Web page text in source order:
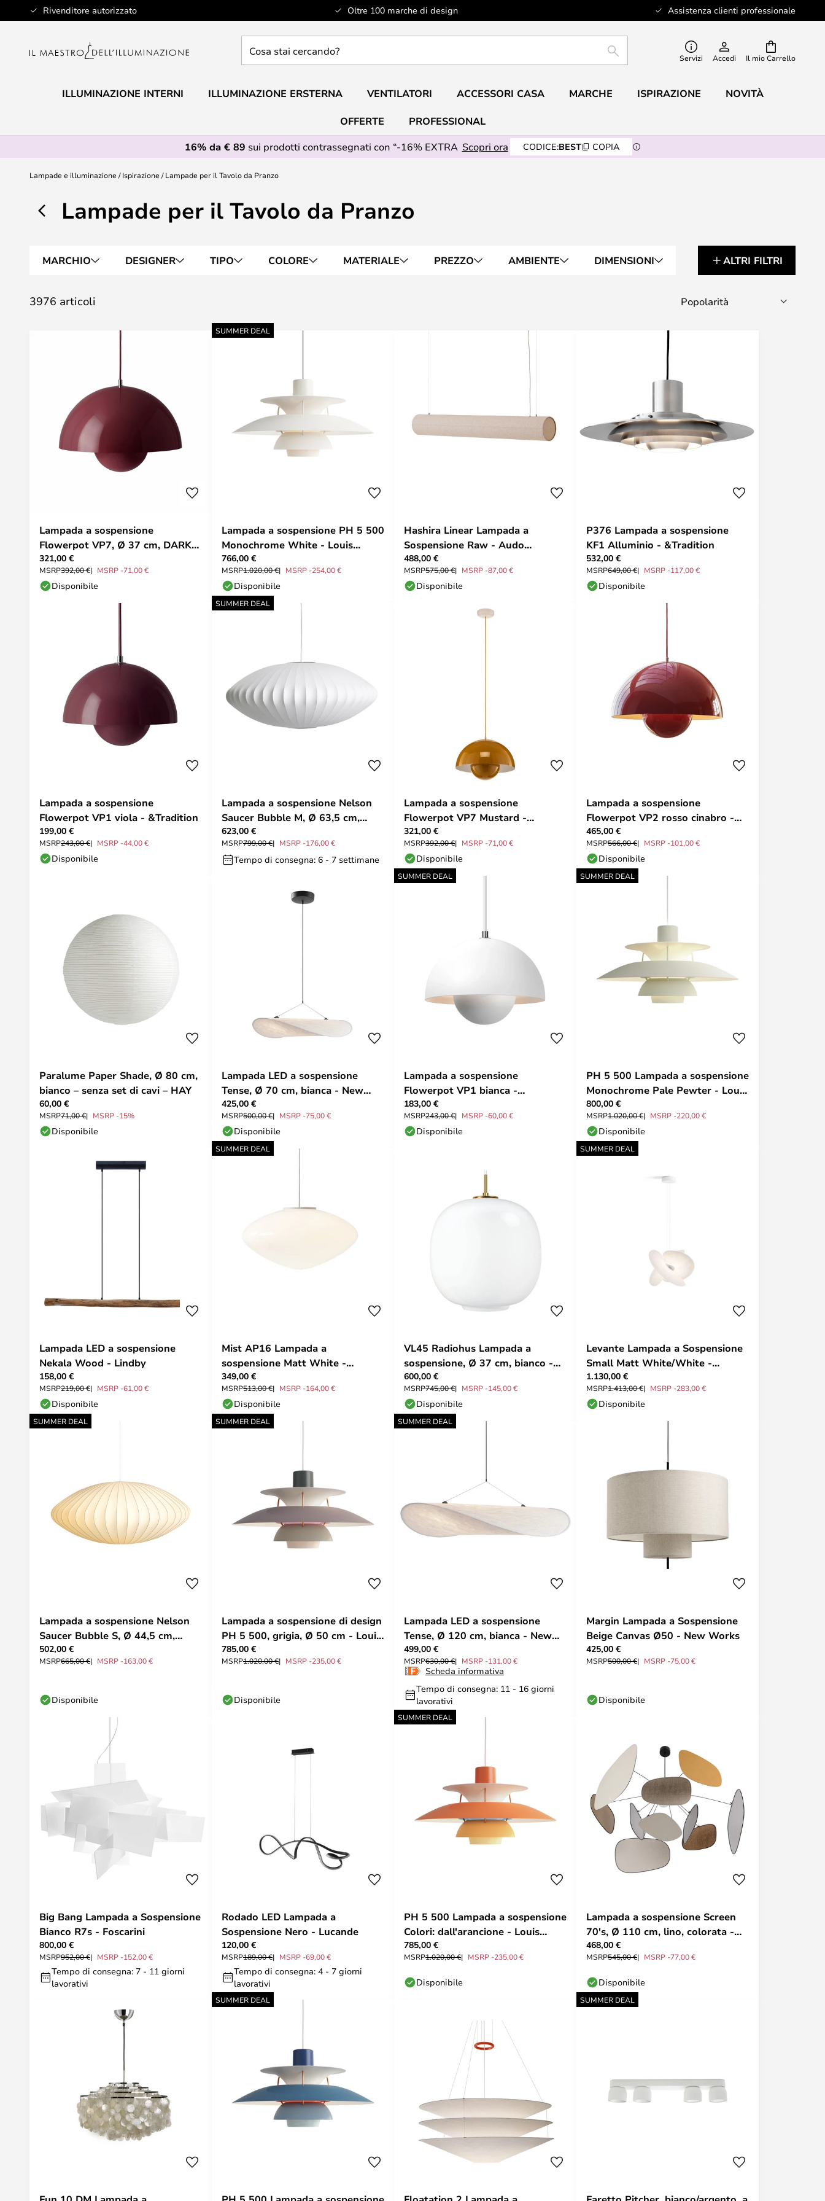
Rivenditore autorizzato Oltre 100 marche di design Assistenza clienti professionale
Salta
al
Il mio Carrello
stai
RICERCA Servizi Accedi
ILLUMINAZIONE INTERNI ILLUMINAZIONE ERSTERNA VENTILATORI ACCESSORI CASA MARCHE ISPIRAZIONE NOVITÀ
OFFERTE
PROFESSIONAL
16% da € 89 sui prodotti contrassegnati con “-16% EXTRA Scopri ora CODICE:BEST COPIA
Lampade e illuminazione Ispirazione Lampade per il Tavolo da Pranzo
Lampade per il Tavolo da Pranzo
MARCHIO DESIGNER TIPO COLORE MATERIALE PREZZO AMBIENTE DIMENSIONI ALTRI FILTRI
3976 articoli
Lampada a sospensione
Flowerpot VP7, Ø 37 cm, DARK
Plum – &Tradition
321,00 €
MSRP392,00 € MSRP -71,00 €
Disponibile
SUMMER DEAL
Lampada a sospensione PH 5 500
Monochrome White - Louis
Poulsen
766,00 €
MSRP1.020,00 € MSRP -254,00 €
Disponibile
Hashira Linear Lampada a
Sospensione Raw - Audo
Copenhagen
488,00 €
MSRP575,00 € MSRP -87,00 €
Disponibile
P376 Lampada a sospensione
KF1 Alluminio - &Tradition
532,00 €
MSRP649,00 € MSRP -117,00 €
Disponibile
Lampada a sospensione
Flowerpot VP1 viola - &Tradition
199,00 €
MSRP243,00 € MSRP -44,00 €
Disponibile
SUMMER DEAL
Lampada a sospensione Nelson
Saucer Bubble M, Ø 63,5 cm,
bianca - HAY
623,00 €
MSRP799,00 € MSRP -176,00 €
Tempo di consegna: 6 - 7 settimane
Lampada a sospensione
Flowerpot VP7 Mustard -
&Tradition
321,00 €
MSRP392,00 € MSRP -71,00 €
Disponibile
Lampada a sospensione
Flowerpot VP2 rosso cinabro -
&Tradition
465,00 €
MSRP566,00 € MSRP -101,00 €
Disponibile
Paralume Paper Shade, Ø 80 cm,
bianco – senza set di cavi – HAY
60,00 €
MSRP71,00 € MSRP -15%
Disponibile
Lampada LED a sospensione
Tense, Ø 70 cm, bianca - New
Works
425,00 €
MSRP500,00 € MSRP -75,00 €
Disponibile
SUMMER DEAL
Lampada a sospensione
Flowerpot VP1 bianca -
&Tradition
183,00 €
MSRP243,00 € MSRP -60,00 €
Disponibile
SUMMER DEAL
PH 5 500 Lampada a sospensione
Monochrome Pale Pewter - Louis
Poulsen
800,00 €
MSRP1.020,00 € MSRP -220,00 €
Disponibile
Lampada LED a sospensione
Nekala Wood - Lindby
158,00 €
MSRP219,00 € MSRP -61,00 €
Disponibile
SUMMER DEAL
Mist AP16 Lampada a
sospensione Matt White -
&Tradition
349,00 €
MSRP513,00 € MSRP -164,00 €
Disponibile
VL45 Radiohus Lampada a
sospensione, Ø 37 cm, bianco -
Louis Poulsen
600,00 €
MSRP745,00 € MSRP -145,00 €
Disponibile
SUMMER DEAL
Levante Lampada a Sospensione
Small Matt White/White -
Luceplan
1.130,00 €
MSRP1.413,00 € MSRP -283,00 €
Disponibile
SUMMER DEAL
Lampada a sospensione Nelson
Saucer Bubble S, Ø 44,5 cm,
bianca - HAY
502,00 €
MSRP665,00 € MSRP -163,00 €
Disponibile
SUMMER DEAL
Lampada a sospensione di design
PH 5 500, grigia, Ø 50 cm - Louis
Poulsen
785,00 €
MSRP1.020,00 € MSRP -235,00 €
Disponibile
SUMMER DEAL
Lampada LED a sospensione
Tense, Ø 120 cm, bianca - New
Works
499,00 €
MSRP630,00 € MSRP -131,00 €
Scheda informativa
Tempo di consegna: 11 - 16 giorni
lavorativi
Margin Lampada a Sospensione
Beige Canvas Ø50 - New Works
425,00 €
MSRP500,00 € MSRP -75,00 €
Disponibile
Big Bang Lampada a Sospensione
Bianco R7s - Foscarini
800,00 €
MSRP952,00 € MSRP -152,00 €
Tempo di consegna: 7 - 11 giorni
lavorativi
Rodado LED Lampada a
Sospensione Nero - Lucande
120,00 €
MSRP189,00 € MSRP -69,00 €
Tempo di consegna: 4 - 7 giorni
lavorativi
SUMMER DEAL
PH 5 500 Lampada a sospensione
Colori: dall'arancione - Louis
Poulsen
785,00 €
MSRP1.020,00 € MSRP -235,00 €
Disponibile
Lampada a sospensione Screen
70's, Ø 110 cm, lino, colorata -
MARKET SET
468,00 €
MSRP545,00 € MSRP -77,00 €
Disponibile
SUMMER DEAL SUMMER DEAL